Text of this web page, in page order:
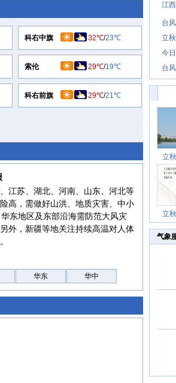
科右中旗 32℃/23℃
索伦 29℃/19℃
科右前旗 29℃/21℃
江苏、湖北、河南、山东、河北等
高，需做好山洪、地质灾害、中小
东地区及东部沿海需防范大风灾
外，新疆等地关注持续高温对人体
华东 华中
江
台
立
今
台
立
立
气象